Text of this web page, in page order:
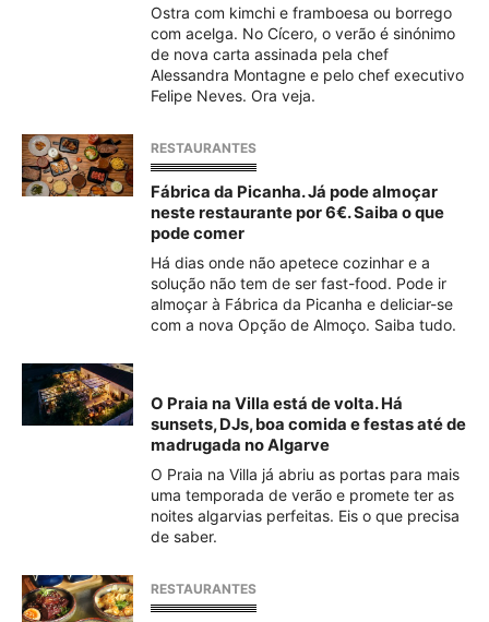
Ostra com kimchi e framboesa ou borrego
com acelga. No Cícero, o verão é sinónimo
de nova carta assinada pela chef
Alessandra Montagne e pelo chef executivo
Felipe Neves. Ora veja.
RESTAURANTES
Fábrica da Picanha. Já pode almoçar
neste restaurante por 6€. Saiba o que
pode comer
Há dias onde não apetece cozinhar e a
solução não tem de ser fast-food. Pode ir
almoçar à Fábrica da Picanha e deliciar-se
com a nova Opção de Almoço. Saiba tudo.
O Praia na Villa está de volta. Há
sunsets, DJs, boa comida e festas até de
madrugada no Algarve
O Praia na Villa já abriu as portas para mais
uma temporada de verão e promete ter as
noites algarvias perfeitas. Eis o que precisa
de saber.
RESTAURANTES